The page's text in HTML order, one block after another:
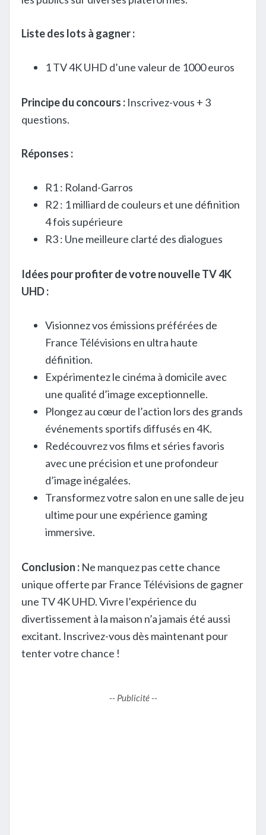
Liste des lots à gagner :
1 TV 4K UHD d’une valeur de 1000 euros
Principe du concours : Inscrivez-vous + 3
questions.
Réponses :
R1 : Roland-Garros
R2 : 1 milliard de couleurs et une définition
4 fois supérieure
R3 : Une meilleure clarté des dialogues
Idées pour profiter de votre nouvelle TV 4K
UHD :
Visionnez vos émissions préférées de
France Télévisions en ultra haute
définition.
Expérimentez le cinéma à domicile avec
une qualité d’image exceptionnelle.
Plongez au cœur de l’action lors des grands
événements sportifs diffusés en 4K.
Redécouvrez vos films et séries favoris
avec une précision et une profondeur
d’image inégalées.
Transformez votre salon en une salle de jeu
ultime pour une expérience gaming
immersive.
Conclusion : Ne manquez pas cette chance
unique offerte par France Télévisions de gagner
une TV 4K UHD. Vivre l’expérience du
divertissement à la maison n’a jamais été aussi
excitant. Inscrivez-vous dès maintenant pour
tenter votre chance !
-- Publicité --